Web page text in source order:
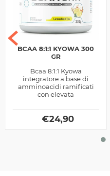
BCAA 8:1:1 KYOWA 300
GR
Bcaa 8:1:1 Kyowa
integratore a base di
amminoacidi ramificati
con elevata
ideali per migliorare il
nutrimento muscolare,
prodotto...
€24,90